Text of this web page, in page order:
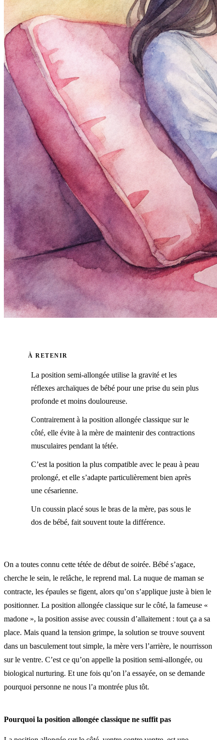
À RETENIR
La position semi-allongée utilise la gravité et les
réflexes archaïques de bébé pour une prise du sein plus
profonde et moins douloureuse.
Contrairement à la position allongée classique sur le
côté, elle évite à la mère de maintenir des contractions
musculaires pendant la tétée.
C’est la position la plus compatible avec le peau à peau
prolongé, et elle s’adapte particulièrement bien après
une césarienne.
Un coussin placé sous le bras de la mère, pas sous le
dos de bébé, fait souvent toute la différence.
On a toutes connu cette tétée de début de soirée. Bébé s’agace,
cherche le sein, le relâche, le reprend mal. La nuque de maman se
contracte, les épaules se figent, alors qu’on s’applique juste à bien le
positionner. La position allongée classique sur le côté, la fameuse «
madone », la position assise avec coussin d’allaitement : tout ça a sa
place. Mais quand la tension grimpe, la solution se trouve souvent
dans un basculement tout simple, la mère vers l’arrière, le nourrisson
sur le ventre. C’est ce qu’on appelle la position semi-allongée, ou
biological nurturing. Et une fois qu’on l’a essayée, on se demande
pourquoi personne ne nous l’a montrée plus tôt.
Pourquoi la position allongée classique ne suffit pas